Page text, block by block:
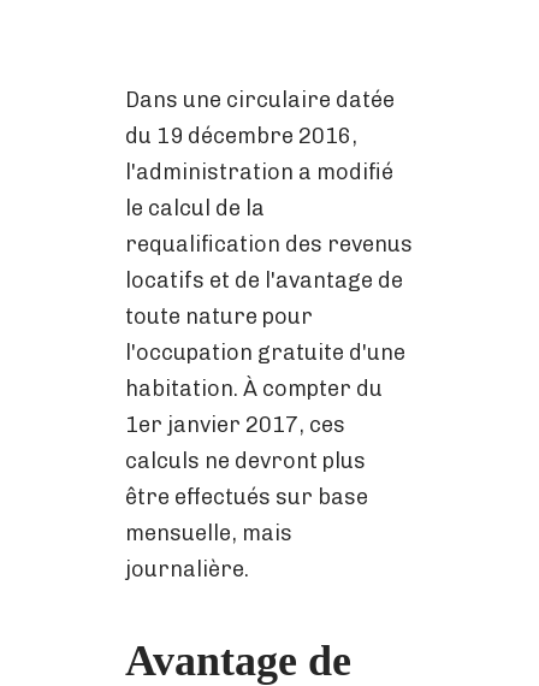
Dans une circulaire datée
du 19 décembre 2016,
l'administration a modifié
le calcul de la
requalification des revenus
locatifs et de l'avantage de
toute nature pour
l'occupation gratuite d'une
habitation. À compter du
1er janvier 2017, ces
calculs ne devront plus
être effectués sur base
mensuelle, mais
journalière.
Avantage de